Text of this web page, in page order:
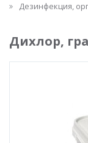
Дезинфекция,
Дихлор,